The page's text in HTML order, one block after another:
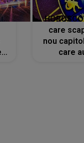
care
nou
care